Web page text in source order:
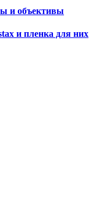
и объективы
и пленка для них